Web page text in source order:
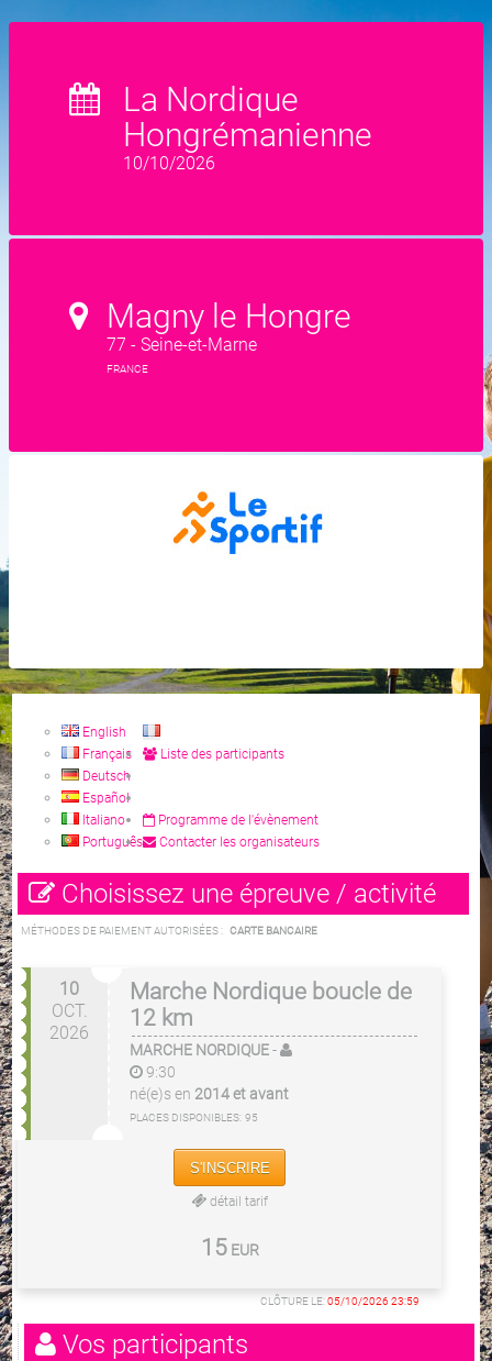
La Nordique
Hongrémanienne
10/10/2026
Magny le Hongre
77 - Seine-et-Marne
FRANCE
English
Français
Deutsch
Español
Italiano
Português
Liste des participants
Programme de l'évènement
Contacter les organisateurs
Choisissez une épreuve / activité
MÉTHODES DE PAIEMENT AUTORISÉES : CARTE BANCAIRE
10
OCT.
2026
Marche Nordique boucle de
12 km
MARCHE NORDIQUE-
9:30
né(e)s en 2014 et avant
PLACES DISPONIBLES: 95
S'INSCRIRE
détail tarif
15 EUR
CLÔTURE LE:05/10/2026 23:59
Vos participants